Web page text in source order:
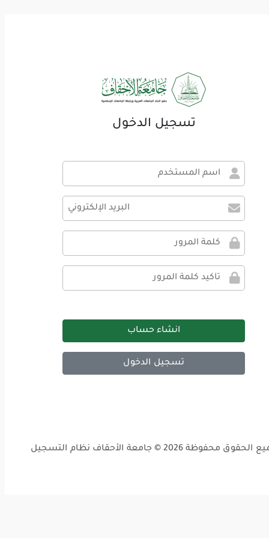
تسجيل الدخول
انشاء حساب
تسجيل الدخول
محفوظة 2026 © جامعة الأحقاف نظام التسجيل